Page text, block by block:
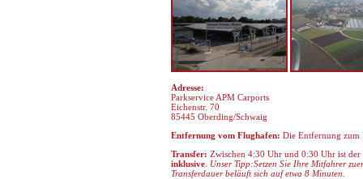
Adresse:
Parkservice APM Carports
Eichenstr. 70
85445 Oberding/Schwaig
Entfernung vom Flughafen: Die Entfernung zum
Transfer: Zwischen 4:30 Uhr und 0:30 Uhr ist
inklusive Unser Tipp:Setzen Sie Ihre Mitfahrer
Transferdauer beläuft sich auf etwa 8 Minuten.